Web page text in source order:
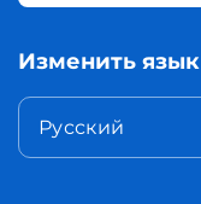
Изменить язык
Русский